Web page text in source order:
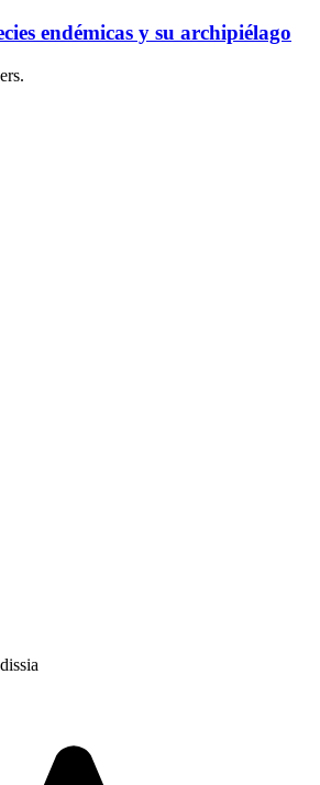
endémicas y su archipiélago